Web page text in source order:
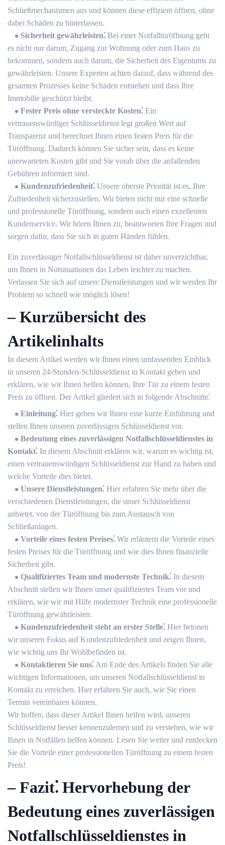
Schließmechanismen aus und können diese effizient öffnen, ohne
dabei Schäden zu hinterlassen.
Sicherheit gewährleisten⁚ Bei einer Notfalltüröffnung geht
es nicht nur darum, Zugang zur Wohnung oder zum Haus zu
bekommen, sondern auch darum, die Sicherheit des Eigentums zu
gewährleisten.​ Unsere Experten achten darauf, dass während des
gesamten Prozesses keine Schäden entstehen und dass Ihre
Immobilie geschützt bleibt.​
Fester Preis ohne versteckte Kosten⁚ Ein
vertrauenswürdiger Schlüsseldienst legt großen Wert auf
Transparenz und berechnet Ihnen einen festen Preis für die
Türöffnung.​ Dadurch können Sie sicher sein, dass es keine
unerwarteten Kosten gibt und Sie vorab über die anfallenden
Gebühren informiert sind.​
Kundenzufriedenheit⁚ Unsere oberste Priorität ist es, Ihre
Zufriedenheit sicherzustellen.​ Wir bieten nicht nur eine schnelle
und professionelle Türöffnung, sondern auch einen exzellenten
Kundenservice.​ Wir hören Ihnen zu, beantworten Ihre Fragen und
sorgen dafür, dass Sie sich in guten Händen fühlen.​
Ein zuverlässiger Notfallschlüsseldienst ist daher unverzichtbar,
um Ihnen in Notsituationen das Leben leichter zu machen.​
Verlassen Sie sich auf unsere Dienstleistungen und wir werden Ihr
Problem so schnell wie möglich lösen!​
– Kurzübersicht des
Artikelinhalts
In diesem Artikel werden wir Ihnen einen umfassenden Einblick
in unseren 24-Stunden-Schlüsseldienst in Kontakt geben und
erklären, wie wir Ihnen helfen können, Ihre Tür zu einem festen
Preis zu öffnen.​ Der Artikel gliedert sich in folgende Abschnitte⁚
Einleitung⁚ Hier geben wir Ihnen eine kurze Einführung und
stellen Ihnen unseren zuverlässigen Schlüsseldienst vor.​
Bedeutung eines zuverlässigen Notfallschlüsseldienstes in
Kontakt⁚ In diesem Abschnitt erklären wir, warum es wichtig ist,
einen vertrauenswürdigen Schlüsseldienst zur Hand zu haben und
welche Vorteile dies bietet.​
Unsere Dienstleistungen⁚ Hier erfahren Sie mehr über die
verschiedenen Dienstleistungen, die unser Schlüsseldienst
anbietet, von der Türöffnung bis zum Austausch von
Schließanlagen.
Vorteile eines festen Preises⁚ Wir erläutern die Vorteile eines
festen Preises für die Türöffnung und wie dies Ihnen finanzielle
Sicherheit gibt.​
Qualifiziertes Team und modernste Technik⁚ In diesem
Abschnitt stellen wir Ihnen unser qualifiziertes Team vor und
erklären, wie wir mit Hilfe modernster Technik eine professionelle
Türöffnung gewährleisten.
Kundenzufriedenheit steht an erster Stelle⁚ Hier betonen
wir unseren Fokus auf Kundenzufriedenheit und zeigen Ihnen,
wie wichtig uns Ihr Wohlbefinden ist.​
Kontaktieren Sie uns⁚ Am Ende des Artikels finden Sie alle
wichtigen Informationen, um unseren Notfallschlüsseldienst in
Kontakt zu erreichen. Hier erfahren Sie auch, wie Sie einen
Termin vereinbaren können.​
Wir hoffen, dass dieser Artikel Ihnen helfen wird, unseren
Schlüsseldienst besser kennenzulernen und zu verstehen, wie wir
Ihnen in Notfällen helfen können.​ Lesen Sie weiter und entdecken
Sie die Vorteile einer professionellen Türöffnung zu einem festen
Preis!​
– Fazit⁚ Hervorhebung der
Bedeutung eines zuverlässigen
Notfallschlüsseldienstes in